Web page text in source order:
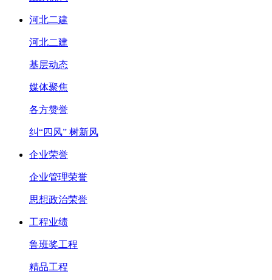
河北二建
河北二建
基层动态
媒体聚焦
各方赞誉
纠“四风” 树新风
企业荣誉
企业管理荣誉
思想政治荣誉
工程业绩
鲁班奖工程
精品工程